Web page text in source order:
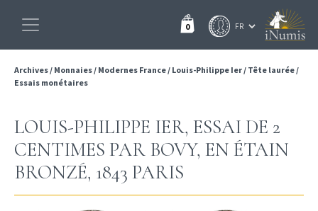
0
Archives/ Monnaies/ Modernes France/ Louis-Philippe Ier/ Tête laurée/
Essais monétaires
LOUIS-PHILIPPE IER, ESSAI DE 2
CENTIMES PAR BOVY, EN ÉTAIN
BRONZÉ, 1843 PARIS